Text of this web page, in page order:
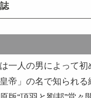
人の男によって初
帝」の名で知られ